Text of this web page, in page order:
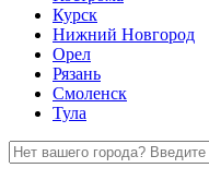
Курск
Нижний Новгород
Орел
Рязань
Смоленск
Тула